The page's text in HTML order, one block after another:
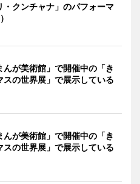
・クンチャナ」のパフォーマ
んが美術館」で開催中の「き
スの世界展」で展示している
んが美術館」で開催中の「き
スの世界展」で展示している